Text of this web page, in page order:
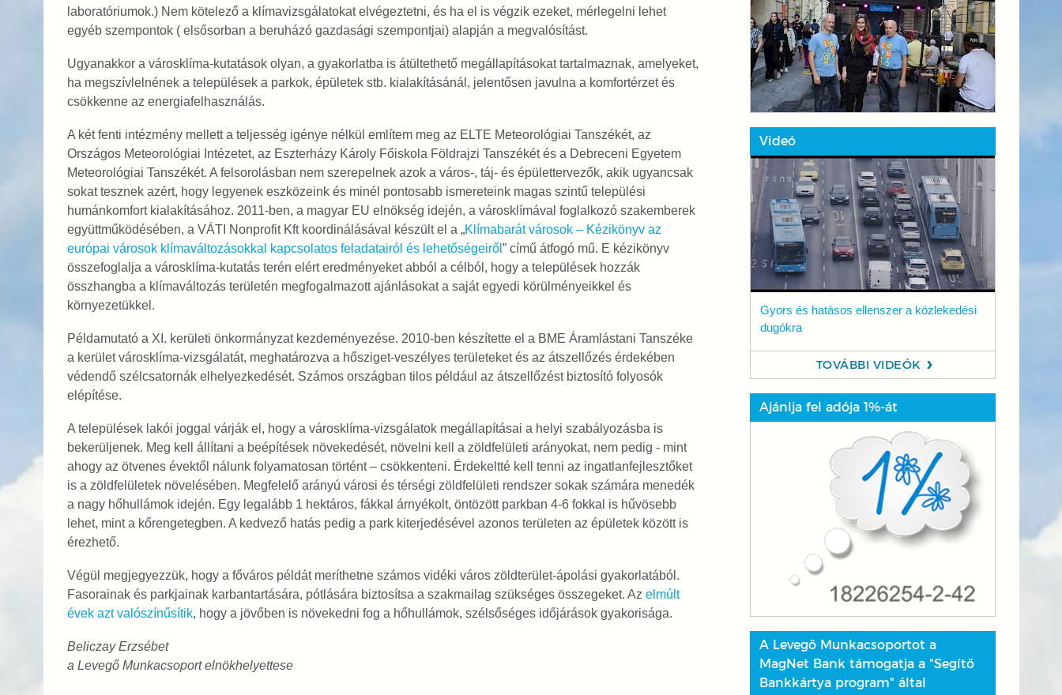
laboratóriumok.) Nem kötelező a klímavizsgálatokat elvégeztetni, és ha el is végzik ezeket, mérlegelni lehet
egyéb szempontok ( elsősorban a beruházó gazdasági szempontjai) alapján a megvalósítást.
Ugyanakkor a városklíma-kutatások olyan, a gyakorlatba is átültethető megállapításokat tartalmaznak, amelyeket,
ha megszívlelnének a települések a parkok, épületek stb. kialakításánál, jelentősen javulna a komfortérzet és
csökkenne az energiafelhasználás.
A két fenti intézmény mellett a teljesség igénye nélkül említem meg az ELTE Meteorológiai Tanszékét, az
Országos Meteorológiai Intézetet, az Eszterházy Károly Főiskola Földrajzi Tanszékét és a Debreceni Egyetem
Meteorológiai Tanszékét. A felsorolásban nem szerepelnek azok a város-, táj- és épülettervezők, akik ugyancsak
sokat tesznek azért, hogy legyenek eszközeink és minél pontosabb ismereteink magas szintű települési
humánkomfort kialakításához. 2011-ben, a magyar EU elnökség idején, a városklímával foglalkozó szakemberek
együttműködésében, a VÁTI Nonprofit Kft koordinálásával készült el a „Klímabarát városok – Kézikönyv az
európai városok klímaváltozásokkal kapcsolatos feladatairól és lehetőségeiről ” című átfogó mű. E kézikönyv
összefoglalja a városklíma-kutatás terén elért eredményeket abból a célból, hogy a települések hozzák
összhangba a klímaváltozás területén megfogalmazott ajánlásokat a saját egyedi körülményeikkel és
környezetükkel.
Példamutató a XI. kerületi önkormányzat kezdeményezése. 2010-ben készítette el a BME Áramlástani Tanszéke
a kerület városklíma-vizsgálatát, meghatározva a hősziget-veszélyes területeket és az átszellőzés érdekében
védendő szélcsatornák elhelyezkedését. Számos országban tilos például az átszellőzést biztosító folyosók
elépítése.
A települések lakói joggal várják el, hogy a városklíma-vizsgálatok megállapításai a helyi szabályozásba is
bekerüljenek. Meg kell állítani a beépítések növekedését, növelni kell a zöldfelületi arányokat, nem pedig - mint
ahogy az ötvenes évektől nálunk folyamatosan történt – csökkenteni. Érdekeltté kell tenni az ingatlanfejlesztőket
is a zöldfelületek növelésében. Megfelelő arányú városi és térségi zöldfelületi rendszer sokak számára menedék
a nagy hőhullámok idején. Egy legalább 1 hektáros, fákkal árnyékolt, öntözött parkban 4-6 fokkal is hűvösebb
lehet, mint a kőrengetegben. A kedvező hatás pedig a park kiterjedésével azonos területen az épületek között is
érezhető.
Végül megjegyezzük, hogy a főváros példát meríthetne számos vidéki város zöldterület-ápolási gyakorlatából.
Fasorainak és parkjainak karbantartására, pótlására biztosítsa a szakmailag szükséges összegeket. Az elmúlt
évek azt valószínűsítik, hogy a jövőben is növekedni fog a hőhullámok, szélsőséges időjárások gyakorisága.
Beliczay Erzsébet
a Levegő Munkacsoport elnökhelyettese
Videó
Gyors és hatásos ellenszer a közlekedési
dugókra
TOVÁBBI VIDEÓK
Ajánlja fel adója 1%-át
A Levegő Munkacsoportot a
MagNet Bank támogatja a "Segítő
Bankkártya program" által